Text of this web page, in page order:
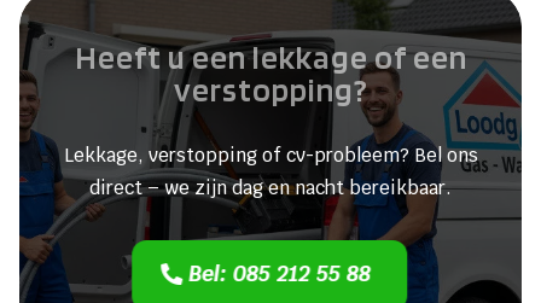
Heeft u een lekkage of een
verstopping?
Lekkage, verstopping of cv-probleem? Bel ons
direct – we zijn dag en nacht bereikbaar.
Bel: 085 212 55 88